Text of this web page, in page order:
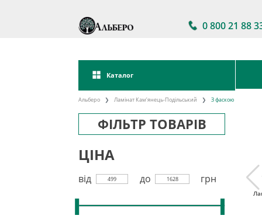
0 800 21 88
Каталог
Альберо Ламінат Кам’янець-Подільський З фаскою
ФІЛЬТР ТОВАРІВ
ЦІНА
від 499 до 1628 грн